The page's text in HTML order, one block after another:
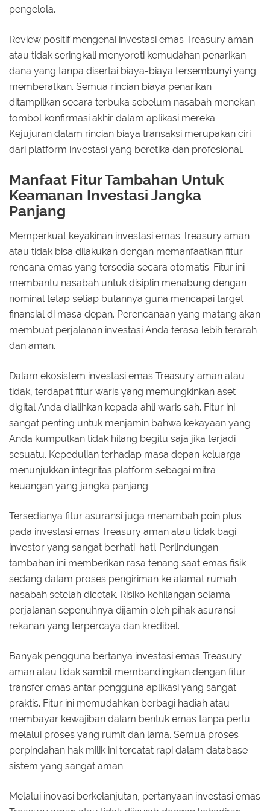
pengelola.
Review positif mengenai investasi emas Treasury aman
atau tidak seringkali menyoroti kemudahan penarikan
dana yang tanpa disertai biaya-biaya tersembunyi yang
memberatkan. Semua rincian biaya penarikan
ditampilkan secara terbuka sebelum nasabah menekan
tombol konfirmasi akhir dalam aplikasi mereka.
Kejujuran dalam rincian biaya transaksi merupakan ciri
dari platform investasi yang beretika dan profesional.
Manfaat Fitur Tambahan Untuk
Keamanan Investasi Jangka
Panjang
Memperkuat keyakinan investasi emas Treasury aman
atau tidak bisa dilakukan dengan memanfaatkan fitur
rencana emas yang tersedia secara otomatis. Fitur ini
membantu nasabah untuk disiplin menabung dengan
nominal tetap setiap bulannya guna mencapai target
finansial di masa depan. Perencanaan yang matang akan
membuat perjalanan investasi Anda terasa lebih terarah
dan aman.
Dalam ekosistem investasi emas Treasury aman atau
tidak, terdapat fitur waris yang memungkinkan aset
digital Anda dialihkan kepada ahli waris sah. Fitur ini
sangat penting untuk menjamin bahwa kekayaan yang
Anda kumpulkan tidak hilang begitu saja jika terjadi
sesuatu. Kepedulian terhadap masa depan keluarga
menunjukkan integritas platform sebagai mitra
keuangan yang jangka panjang.
Tersedianya fitur asuransi juga menambah poin plus
pada investasi emas Treasury aman atau tidak bagi
investor yang sangat berhati-hati. Perlindungan
tambahan ini memberikan rasa tenang saat emas fisik
sedang dalam proses pengiriman ke alamat rumah
nasabah setelah dicetak. Risiko kehilangan selama
perjalanan sepenuhnya dijamin oleh pihak asuransi
rekanan yang terpercaya dan kredibel.
Banyak pengguna bertanya investasi emas Treasury
aman atau tidak sambil membandingkan dengan fitur
transfer emas antar pengguna aplikasi yang sangat
praktis. Fitur ini memudahkan berbagi hadiah atau
membayar kewajiban dalam bentuk emas tanpa perlu
melalui proses yang rumit dan lama. Semua proses
perpindahan hak milik ini tercatat rapi dalam database
sistem yang sangat aman.
Melalui inovasi berkelanjutan, pertanyaan investasi emas